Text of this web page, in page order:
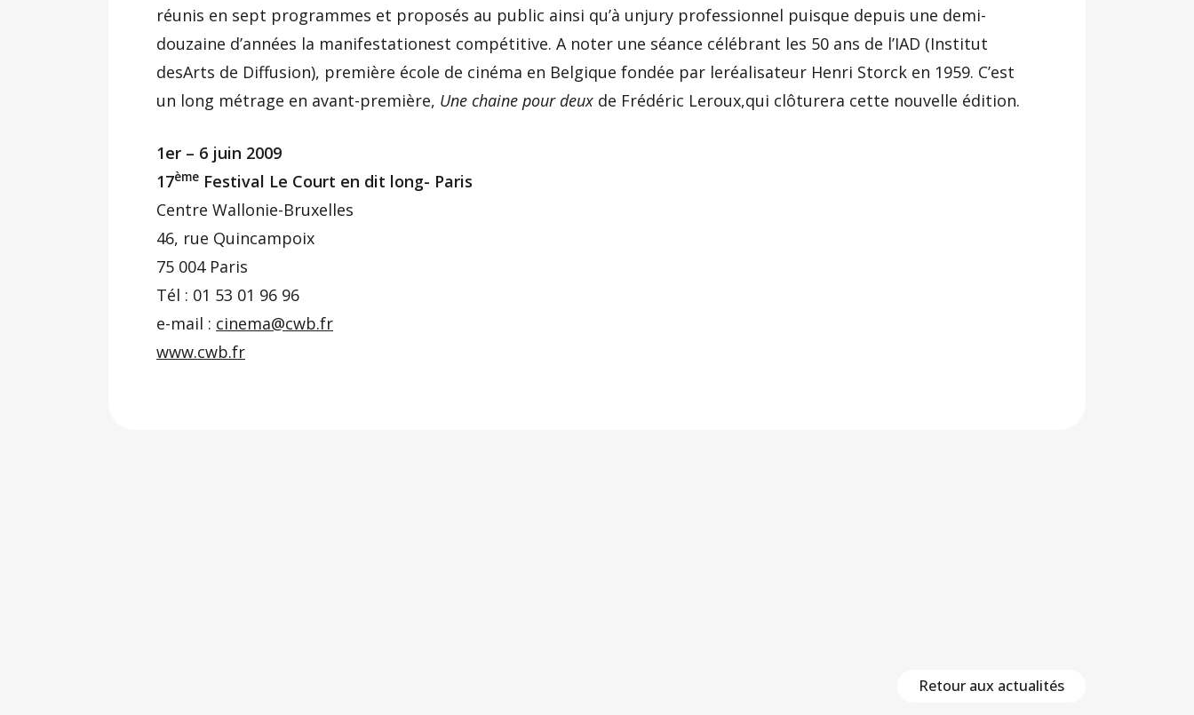
réunis en sept programmes et proposés au public ainsi qu’à unjury professionnel puisque depuis une demi-
douzaine d’années la manifestationest compétitive. A noter une séance célébrant les 50 ans de l’IAD (Institut
desArts de Diffusion), première école de cinéma en Belgique fondée par leréalisateur Henri Storck en 1959. C’est
un long métrage en avant-première, Une chaine pour deux de Frédéric Leroux,qui clôturera cette nouvelle édition.
1er – 6 juin 2009
17ème Festival Le Court en dit long- Paris
Centre Wallonie-Bruxelles
46, rue Quincampoix
75 004 Paris
Tél : 01 53 01 96 96
e-mail : cinema@cwb.fr
www.cwb.fr
Retour aux actualités